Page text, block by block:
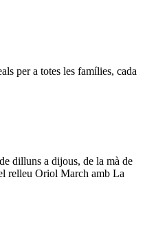
per a totes les famílies, cada
dilluns a dijous, de la mà de
relleu Oriol March amb La